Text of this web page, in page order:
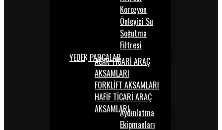
Korozyon
Önleyici Su
Soğutma
Filtresi
YEDEK PARÇALARAĞIR TİCARİ ARAÇ
AKSAMLARI
FORKLİFT AKSAMLARI
HAFİF TİCARİ ARAÇ
AKSAMLARIAydınlatma
Ekipmanları